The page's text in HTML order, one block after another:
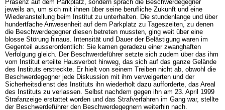
Präsenz auf dem Parkplatz, sondern sprach die Beschwerdegegner
jeweils an, um sich mit ihnen über seine berufliche Zukunft und eine
Wiederanstellung beim Institut zu unterhalten. Die stundenlange und über
hundertfache Anwesenheit auf dem Parkplatz zu Tageszeiten, zu denen
die Beschwerdegegner diesen betreten mussten, ging weit über eine
blosse Störung hinaus. Intensität und Dauer der Belästigung waren im
Gegenteil ausserordentlich: Sie kamen geradezu einer zwanghaften
Verfolgung gleich. Der Beschwerdeführer setzte sich zudem über das ihm
vom Institut erteilte Hausverbot hinweg, das sich auf das ganze Gelände
des Instituts erstreckte. Er hielt von seinem Treiben nicht ab, obwohl die
Beschwerdegegner jede Diskussion mit ihm verweigerten und der
Sicherheitsdienst des Instituts ihn wiederholt dazu aufforderte, das Areal
des Instituts zu verlassen. Selbst nachdem gegen ihn am 23. April 1999
Strafanzeige erstattet worden und das Strafverfahren im Gang war, stellte
der Beschwerdeführer den Beschwerdegegnern weiterhin nach.